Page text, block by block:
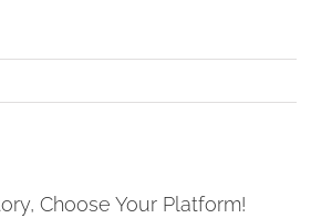
Choose Your Platform!